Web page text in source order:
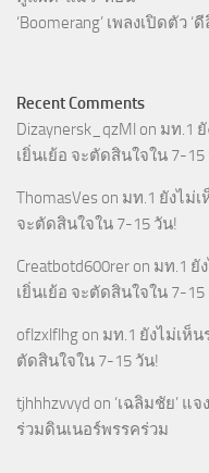
‘Boomerang’ เพลงเปิดตัว
Recent Comments
Dizaynersk_qzMl on มท.1
เยิ่นเย้อ จะตัดสินใจใน 7-15
ThomasVes on มท.1 ยังไม่เ
จะตัดสินใจใน 7-15 วัน!
Creatbotd600rer on มท.1 ยั
เยิ่นเย้อ จะตัดสินใจใน 7-15
oflzxlflhg on มท.1 ยังไม่เห็น
ตัดสินใจใน 7-15 วัน!
tjhhhzvvyd on ‘เฉลิมชัย’ แ
ร่วมดินเนอร์พรรคร่วม